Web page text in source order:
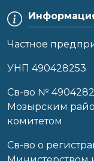
Частное
УНП 490428253
Cв-во №
Мозырским
комитетом
Св-во о